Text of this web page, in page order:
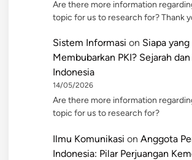
Are there more information
topic for us to research for? Thank
Sistem Informasi on Siapa yang
Membubarkan PKI? Sejarah
Indonesia
14/05/2026
Are there more information
topic for us to research for?
Ilmu Komunikasi on Anggota
Indonesia: Pilar Perjuangan